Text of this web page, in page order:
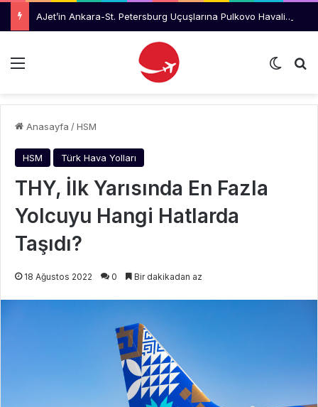
AJet’in Ankara-St. Petersburg Uçuşlarına Pulkovo Havalimanı’ndan Tanıtım Desteği
Menü Dış
Anasayfa /HSM
HSM Türk Hava Yolları
THY, İlk Yarısında En Fazla
Yolcuyu Hangi Hatlarda
Taşıdı?
18 Ağustos 2022 0 Bir dakikadan az